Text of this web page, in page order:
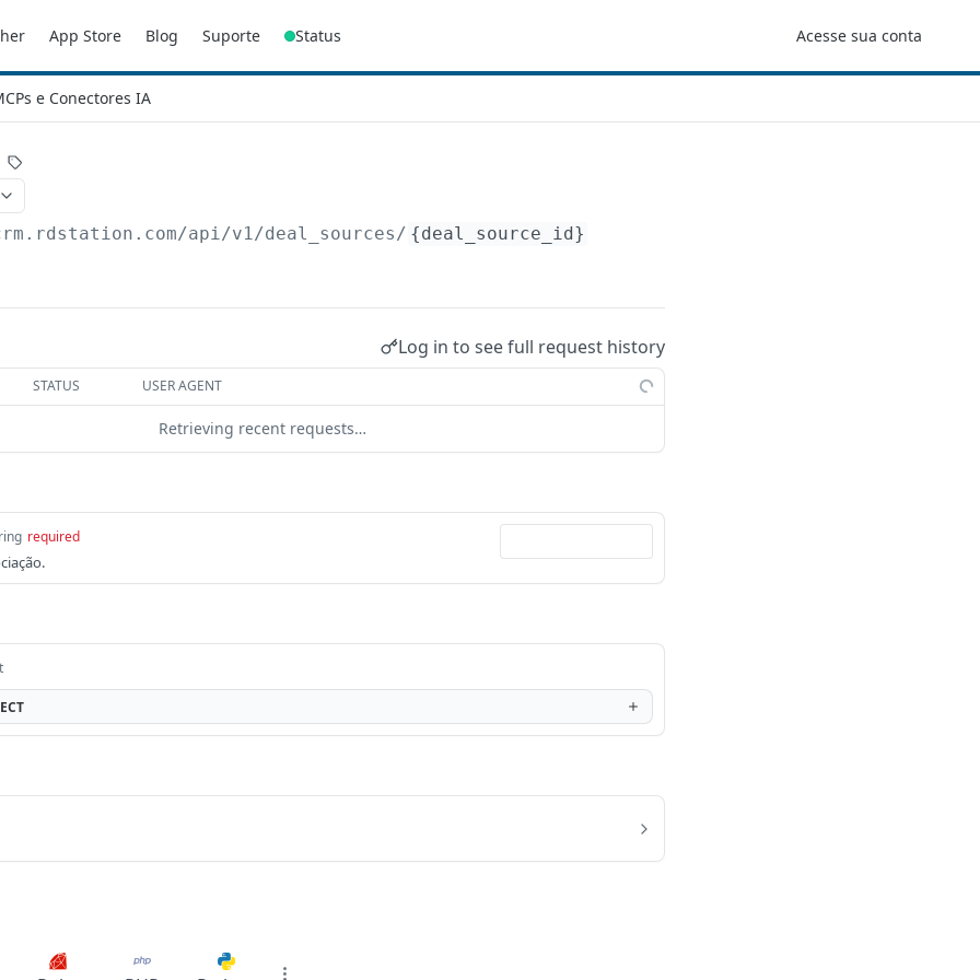
App Store Blog Suporte Status Acesse sua conta
e Conectores IA
api/v1/deal_sources/ {deal_source_id}
Log in to see full request history
STATUS USER AGENT
Retrieving recent requests…
required